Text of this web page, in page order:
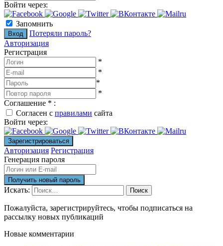
Войти через:
Запомнить
Потеряли пароль?
Авторизация
Регистрация
*
*
*
*
Соглашение * :
Согласен с правилами сайта
Войти через:
Авторизация Регистрация
Генерация пароля
Искать: Поиск
Пожалуйста, зарегистрируйтесь, чтобы подписаться на
рассылку новых публикаций
Новые комментарии